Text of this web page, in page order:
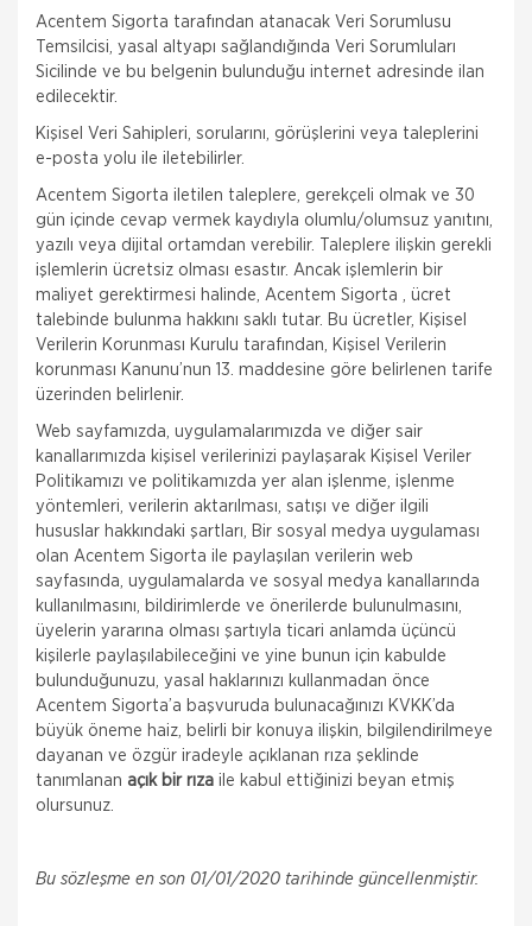
Acentem Sigorta tarafından atanacak Veri Sorumlusu
Temsilcisi, yasal altyapı sağlandığında Veri Sorumluları
Sicilinde ve bu belgenin bulunduğu internet adresinde ilan
edilecektir.
Kişisel Veri Sahipleri, sorularını, görüşlerini veya taleplerini
e-posta yolu ile iletebilirler.
Acentem Sigorta iletilen taleplere, gerekçeli olmak ve 30
gün içinde cevap vermek kaydıyla olumlu/olumsuz yanıtını,
yazılı veya dijital ortamdan verebilir. Taleplere ilişkin gerekli
işlemlerin ücretsiz olması esastır. Ancak işlemlerin bir
maliyet gerektirmesi halinde, Acentem Sigorta , ücret
talebinde bulunma hakkını saklı tutar. Bu ücretler, Kişisel
Verilerin Korunması Kurulu tarafından, Kişisel Verilerin
korunması Kanunu’nun 13. maddesine göre belirlenen tarife
üzerinden belirlenir.
Web sayfamızda, uygulamalarımızda ve diğer sair
kanallarımızda kişisel verilerinizi paylaşarak Kişisel Veriler
Politikamızı ve politikamızda yer alan işlenme, işlenme
yöntemleri, verilerin aktarılması, satışı ve diğer ilgili
hususlar hakkındaki şartları, Bir sosyal medya uygulaması
olan Acentem Sigorta ile paylaşılan verilerin web
sayfasında, uygulamalarda ve sosyal medya kanallarında
kullanılmasını, bildirimlerde ve önerilerde bulunulmasını,
üyelerin yararına olması şartıyla ticari anlamda üçüncü
kişilerle paylaşılabileceğini ve yine bunun için kabulde
bulunduğunuzu, yasal haklarınızı kullanmadan önce
Acentem Sigorta’a başvuruda bulunacağınızı KVKK’da
büyük öneme haiz, belirli bir konuya ilişkin, bilgilendirilmeye
dayanan ve özgür iradeyle açıklanan rıza şeklinde
tanımlanan açık bir rıza ile kabul ettiğinizi beyan etmiş
olursunuz.
Bu sözleşme en son 01/01/2020 tarihinde güncellenmiştir.
ONLİNE Dask Prim Hesaplama